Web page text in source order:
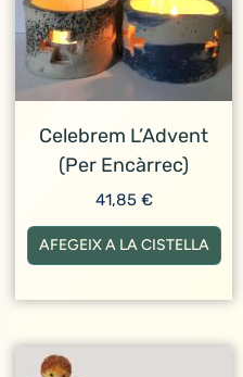
Celebrem L’Advent
(per Encàrrec)
41,85 €
AFEGEIX A LA CISTELLA